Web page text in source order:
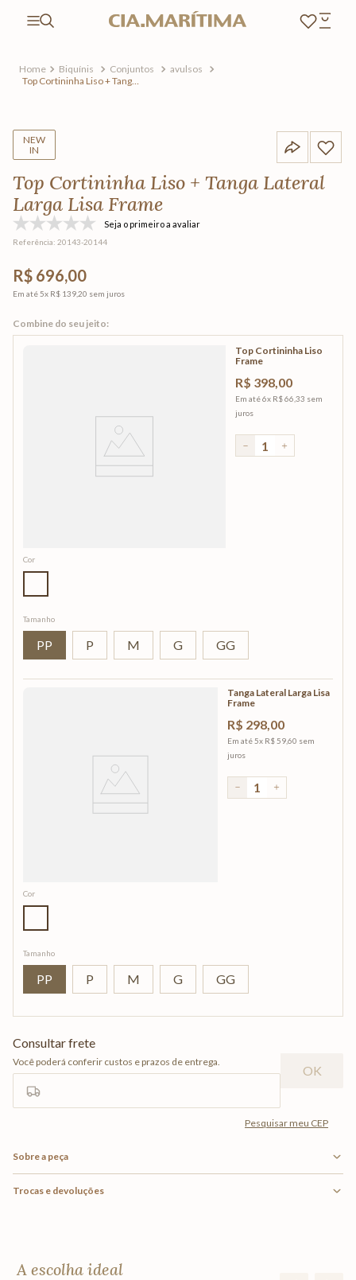
Biquínis Conjuntos
avulsos
Top Cortininha Liso + Tanga
NEW
IN
Top Cortininha Liso + Tanga Lateral
Larga Lisa Frame
Seja o primeiro a avaliar
Referência: 20143-20144
R$ 696,00
Em até 5x R$ 139,20 sem juros
Top Cortininha Liso
Frame
R$ 398,00
Em até6x R$66 33 sem
juros
＋
－
Cor
Tamanho
PP P M G GG
Tanga Lateral Larga Lisa
Frame
R$ 298,00
Em até 5x R$ 59,60 sem
juros
＋
－
Cor
Tamanho
PP P M G GG
Sobre a peça
Trocas e devoluções
A escolha ideal